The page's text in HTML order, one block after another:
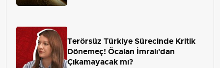
Terörsüz Türkiye Sürecinde Kritik
Dönemeç! Öcalan İmralı'dan
Çıkamayacak mı?